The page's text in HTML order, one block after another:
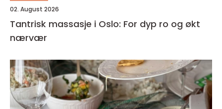
02. August 2026
Tantrisk massasje i Oslo: For dyp ro og økt
nærvær